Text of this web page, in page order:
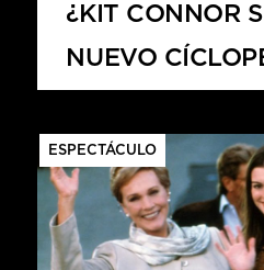
¿KIT CONNOR
NUEVO
ESPECTÁCULO